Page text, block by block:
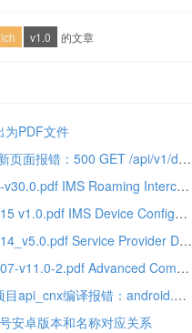
v1.0 的文章
为PDF文件
【已解决】weditor刷新安卓手机最新页面报错：500 GET /api/v1/devices/android screenshot NameError name d is not defined
【整理】RCS相关协议学习：IR.65-v30.0.pdf IMS Roaming Interconnection and Interworking Guidelines
【整理】RCS相关协议学习：RCC.15 v1.0.pdf IMS Device Configuration and Supporting Services
【整理】RCS相关协议学习：RCC.14_v5.0.pdf Service Provider Device Configuration
【整理】RCS相关协议学习：RCC.07-v11.0-2.pdf Advanced Communications Services and Client Specification
【未解决】Android项目rcsjta的子项目api_cnx编译报错：android.app中的ProgressDialog已过时
安卓版本和名称对应关系